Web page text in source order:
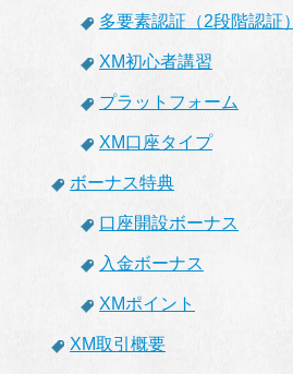
多要素認証（2段階認証）
XM初心者講習
プラットフォーム
XM口座タイプ
ボーナス特典
口座開設ボーナス
入金ボーナス
XMポイント
XM取引概要